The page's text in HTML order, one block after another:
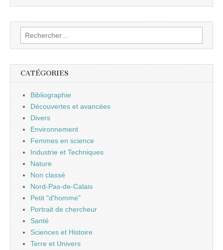
Rechercher :
CATÉGORIES
Bibliographie
Découvertes et avancées
Divers
Environnement
Femmes en science
Industrie et Techniques
Nature
Non classé
Nord-Pas-de-Calais
Petit "d'homme"
Portrait de chercheur
Santé
Sciences et Histoire
Terre et Univers